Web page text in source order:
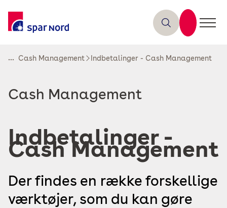
... Cash Management Indbetalinger - Cash Management
Read
Cash Management
Indbetalinger -
Cash Management
Der findes en række forskellige
værktøjer, som du kan gøre